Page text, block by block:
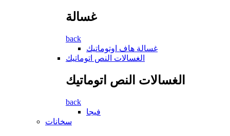
غسالة
back
غسالة ھاف اوتوماتيك
الغسالات النص اتوماتيك
الغسالات النص اتوماتيك
back
فيجا
سخانات